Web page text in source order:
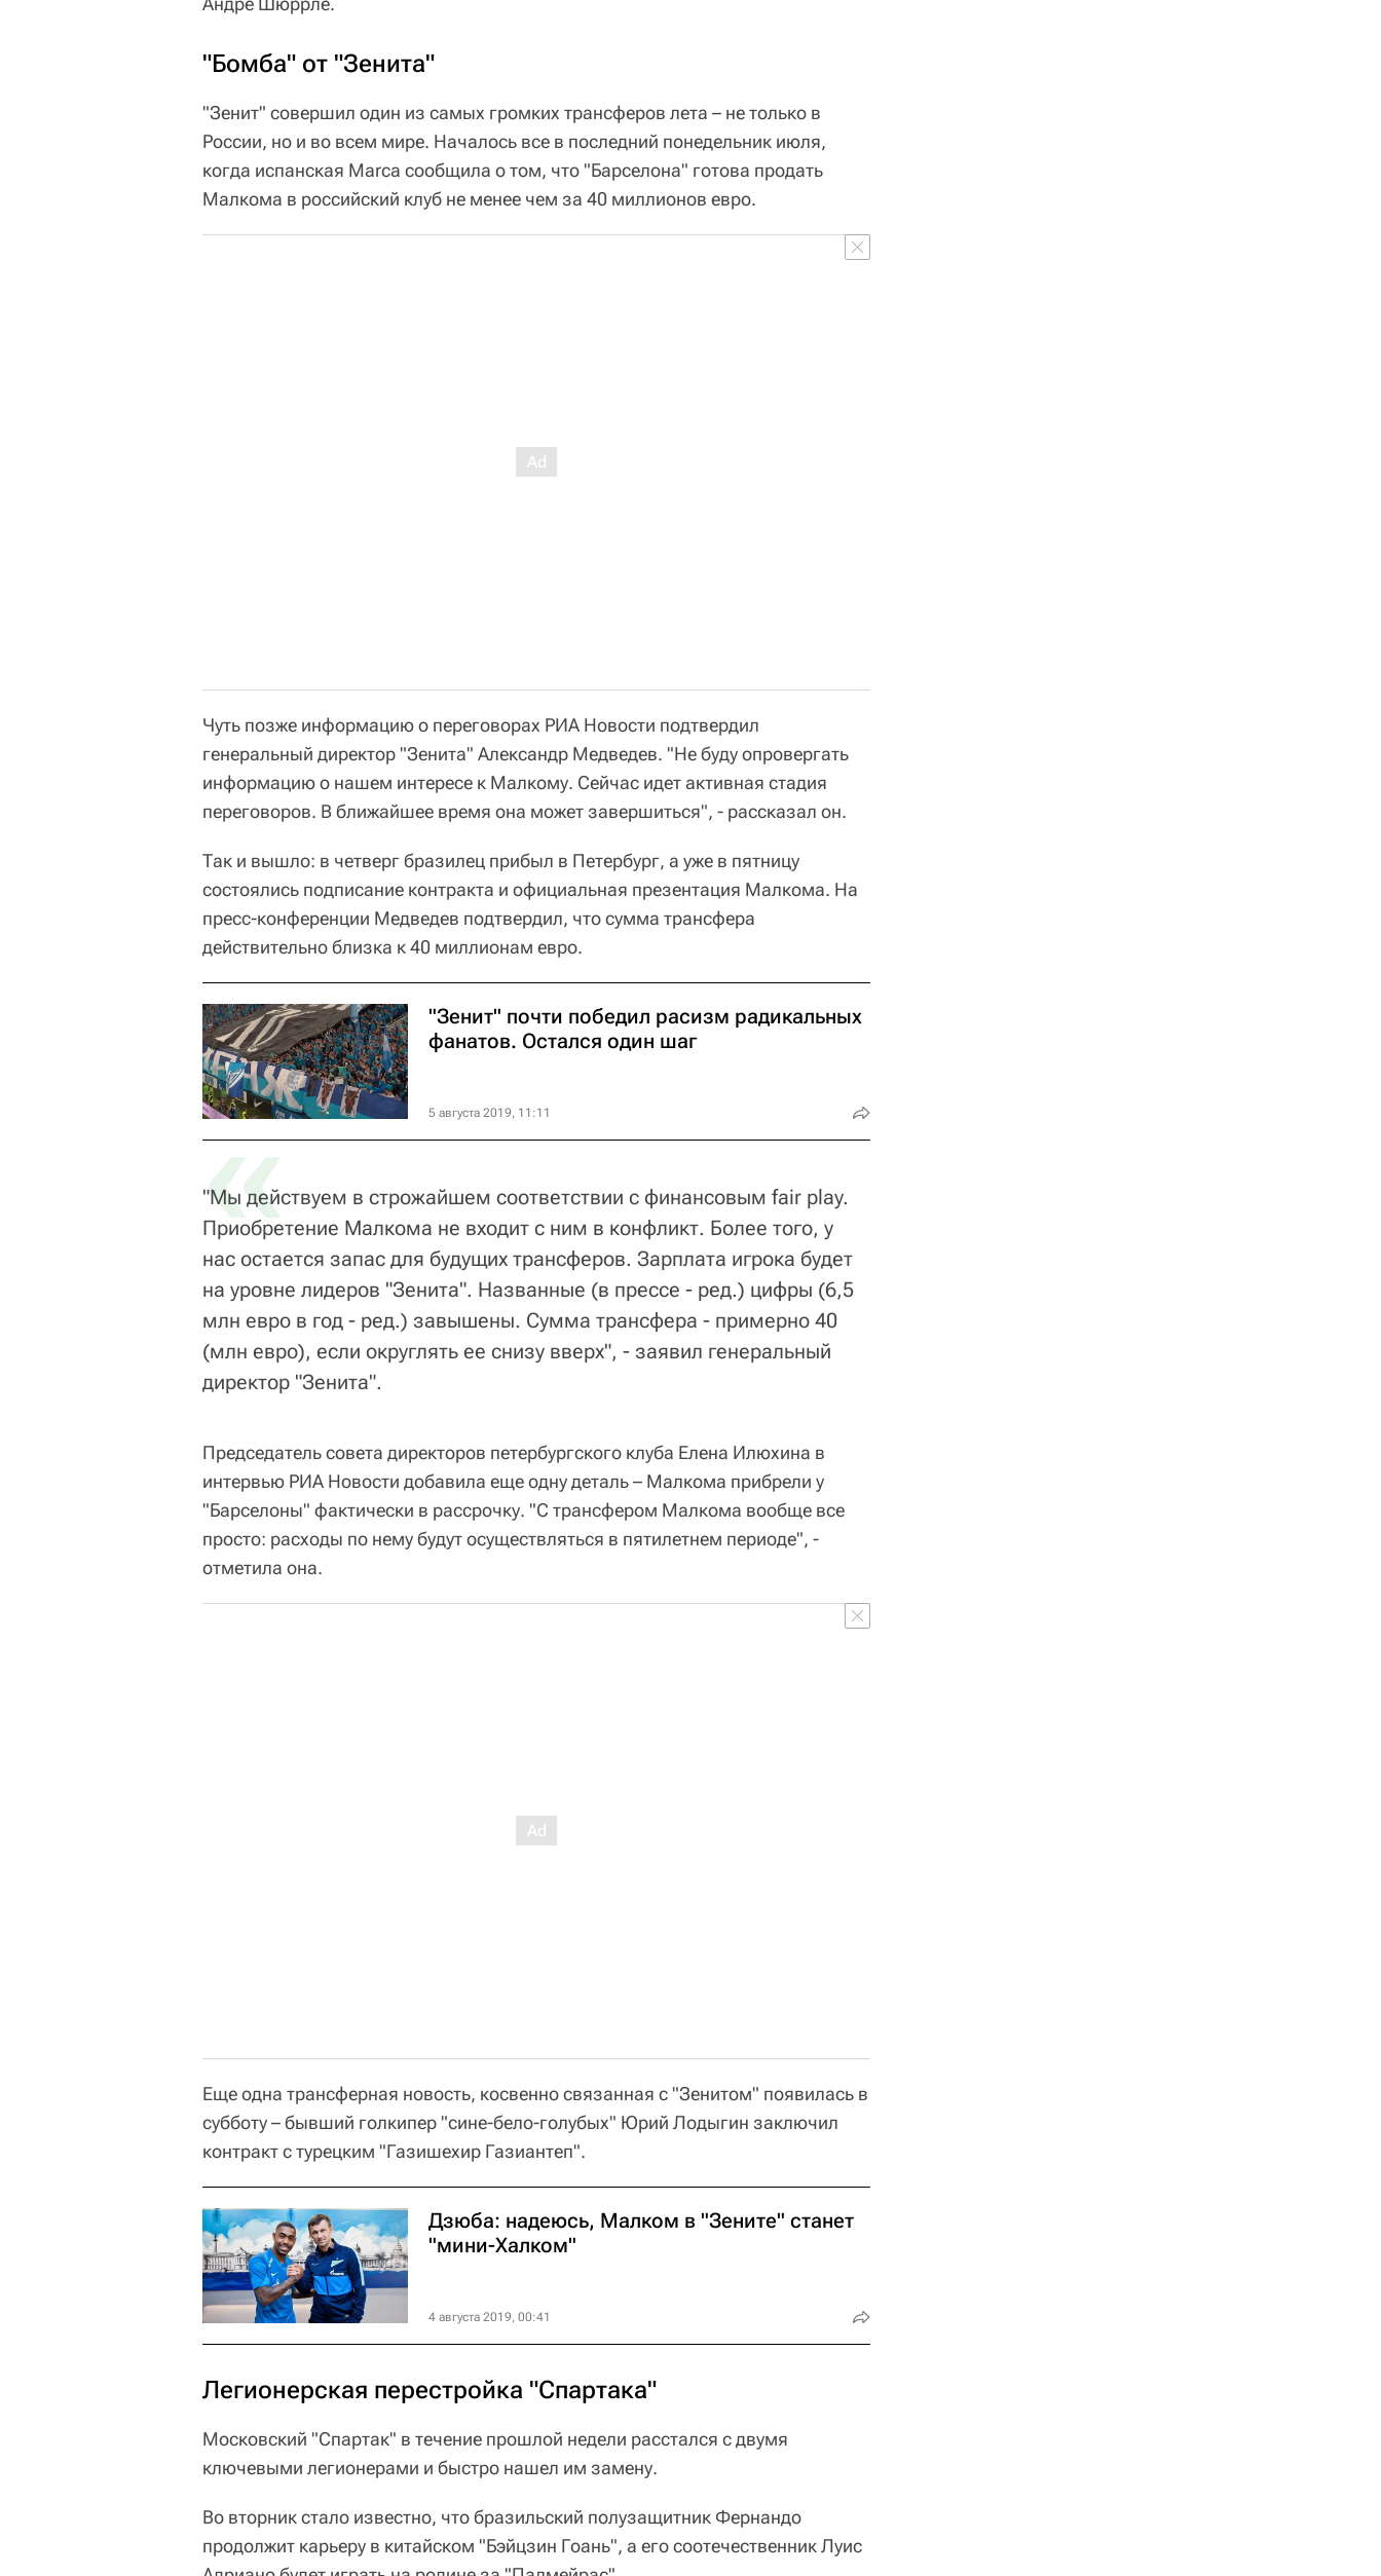
"Бомба" от "Зенита"
"Зенит" совершил один из самых громких трансферов лета – не только в
России, но и во всем мире. Началось все в последний понедельник июля,
когда испанская Marca сообщила о том, что "Барселона" готова продать
Малкома в российский клуб не менее чем за 40 миллионов евро.
Чуть позже информацию о переговорах РИА Новости подтвердил
генеральный директор "Зенита" Александр Медведев. "Не буду опровергать
информацию о нашем интересе к Малкому. Сейчас идет активная стадия
переговоров. В ближайшее время она может завершиться", - рассказал он.
Так и вышло: в четверг бразилец прибыл в Петербург, а уже в пятницу
состоялись подписание контракта и официальная презентация Малкома. На
пресс-конференции Медведев подтвердил, что сумма трансфера
действительно близка к 40 миллионам евро.
"Зенит" почти победил расизм радикальных
фанатов. Остался один шаг
5 августа 2019, 11:11
«
"Мы действуем в строжайшем соответствии с финансовым fair play.
Приобретение Малкома не входит с ним в конфликт. Более того, у
нас остается запас для будущих трансферов. Зарплата игрока будет
на уровне лидеров "Зенита". Названные (в прессе - ред.) цифры (6,5
млн евро в год - ред.) завышены. Сумма трансфера - примерно 40
(млн евро), если округлять ее снизу вверх", - заявил генеральный
директор "Зенита".
Председатель совета директоров петербургского клуба Елена Илюхина в
интервью РИА Новости добавила еще одну деталь – Малкома прибрели у
"Барселоны" фактически в рассрочку. "С трансфером Малкома вообще все
просто: расходы по нему будут осуществляться в пятилетнем периоде", -
отметила она.
Еще одна трансферная новость, косвенно связанная с "Зенитом" появилась в
субботу – бывший голкипер "сине-бело-голубых" Юрий Лодыгин заключил
контракт с турецким "Газишехир Газиантеп".
Дзюба: надеюсь, Малком в "Зените" станет
"мини-Халком"
4 августа 2019, 00:41
Легионерская перестройка "Спартака"
Московский "Спартак" в течение прошлой недели расстался с двумя
ключевыми легионерами и быстро нашел им замену.
Во вторник стало известно, что бразильский полузащитник Фернандо
продолжит карьеру в китайском "Бэйцзин Гоань", а его соотечественник Луис